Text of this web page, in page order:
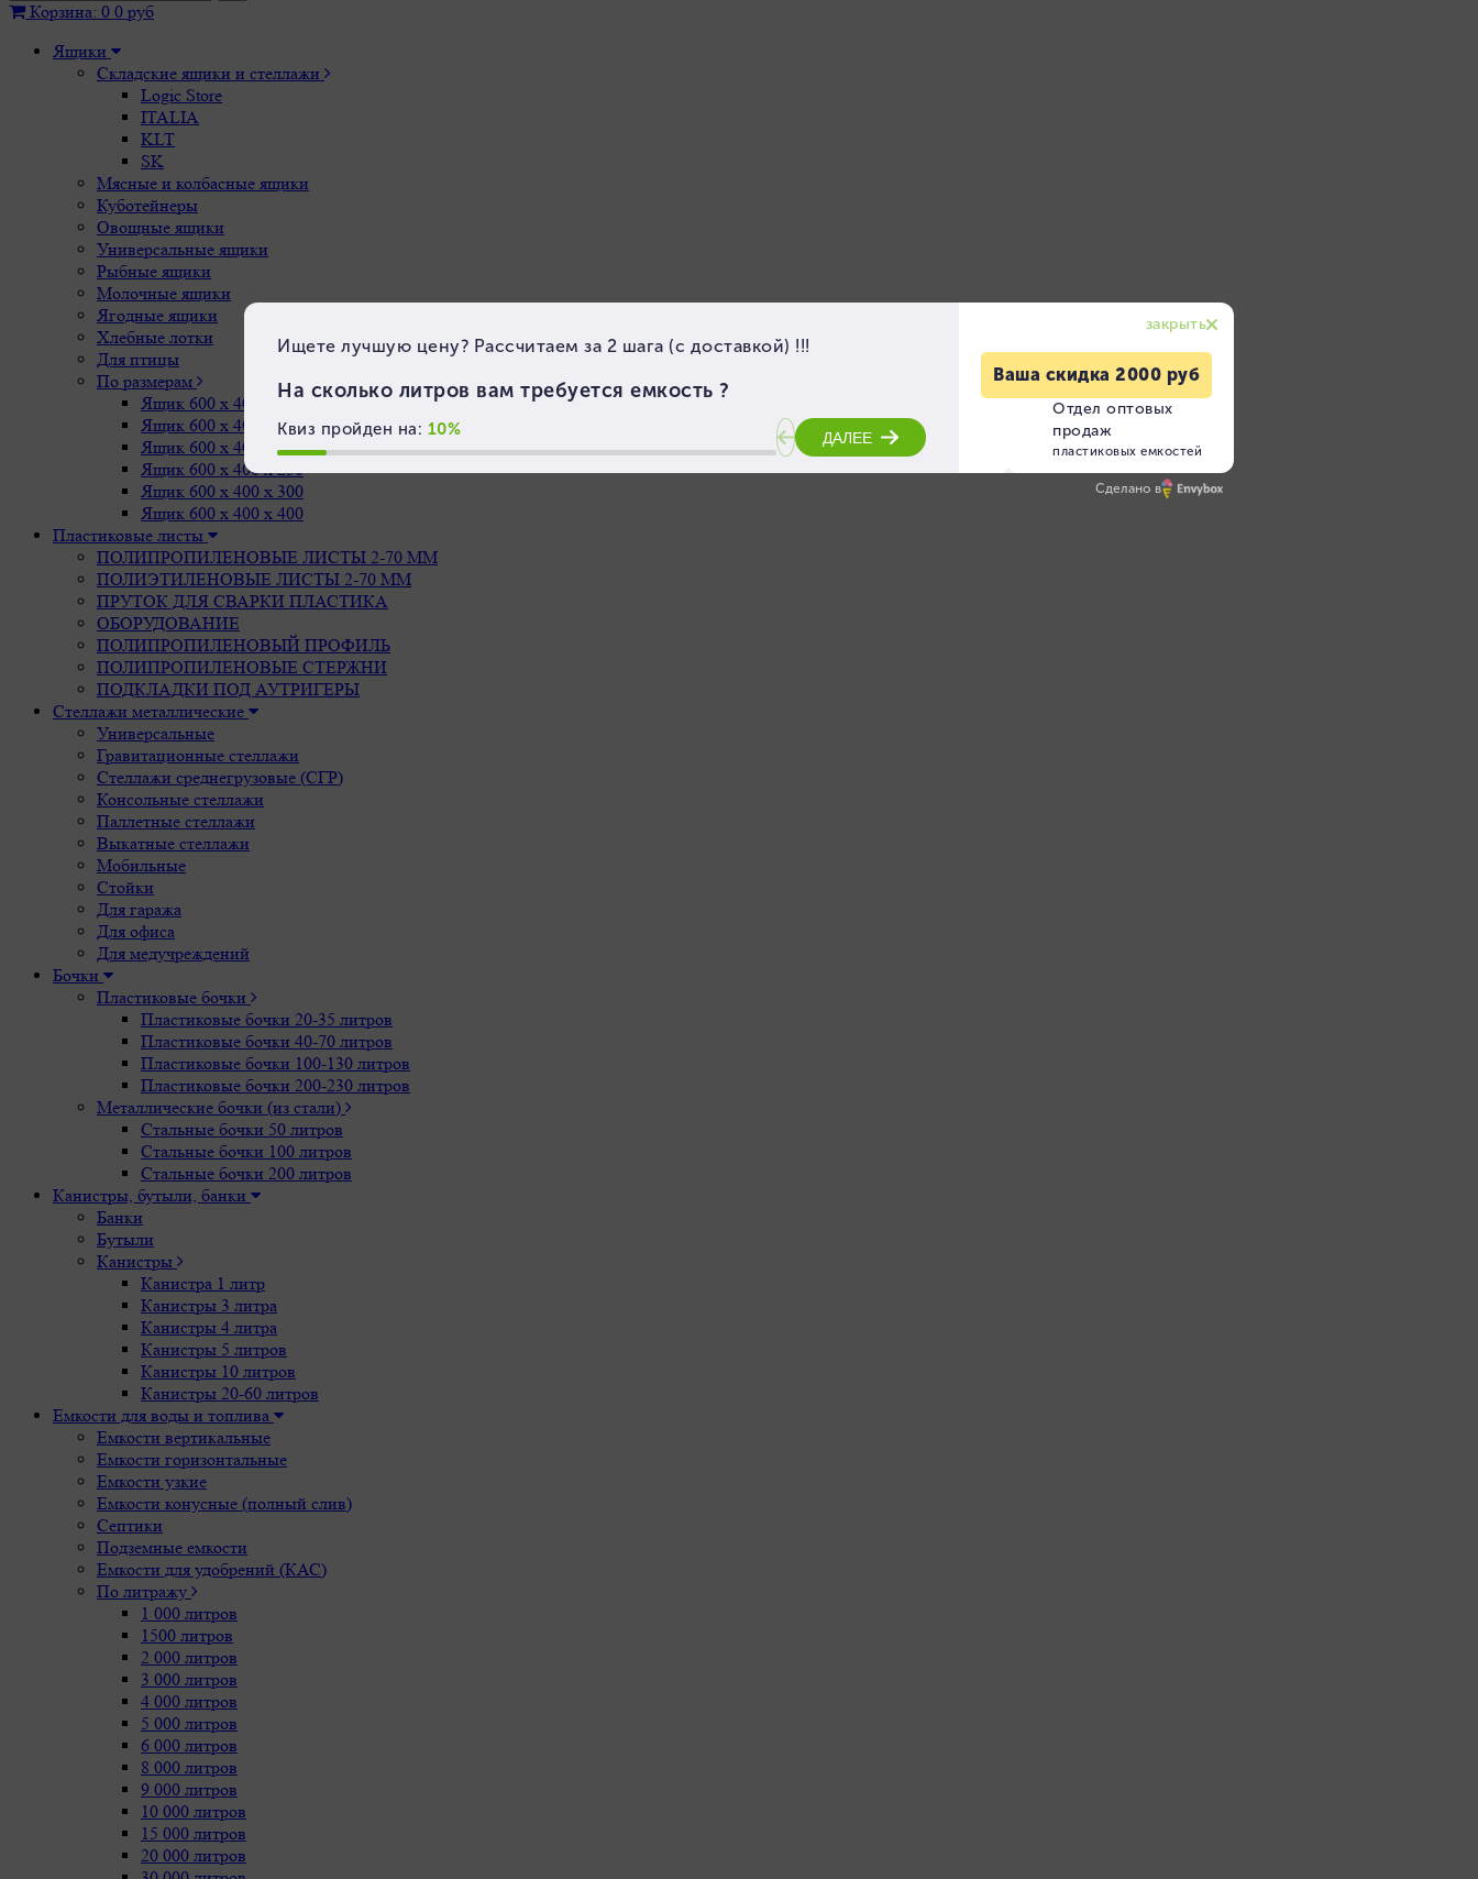
Корзина: 0 0 руб
Ящики
Складские ящики и стеллажи
Logic Store
ITALIA
KLT
SK
Мясные и колбасные ящики
Куботейнеры
Овощные ящики
Универсальные ящики
Рыбные ящики
Молочные ящики
Ягодные ящики
Хлебные лотки
Для птицы
По размерам
Ящик 600 х 400 х 75
Ящик 600 х 400 х 150
Ящик 600 х 400 х 200
Ящик 600 х 400 х 250
Ящик 600 х 400 х 300
Ящик 600 х 400 х 400
Пластиковые листы
ПОЛИПРОПИЛЕНОВЫЕ ЛИСТЫ 2-70 ММ
ПОЛИЭТИЛЕНОВЫЕ ЛИСТЫ 2-70 ММ
ПРУТОК ДЛЯ СВАРКИ ПЛАСТИКА
ОБОРУДОВАНИЕ
ПОЛИПРОПИЛЕНОВЫЙ ПРОФИЛЬ
ПОЛИПРОПИЛЕНОВЫЕ СТЕРЖНИ
ПОДКЛАДКИ ПОД АУТРИГЕРЫ
Стеллажи металлические
Универсальные
Гравитационные стеллажи
Стеллажи среднегрузовые (СГР)
Консольные стеллажи
Паллетные стеллажи
Выкатные стеллажи
Мобильные
Стойки
Для гаража
Для офиса
Для медучреждений
Бочки
Пластиковые бочки
Пластиковые бочки 20-35 литров
Пластиковые бочки 40-70 литров
Пластиковые бочки 100-130 литров
Пластиковые бочки 200-230 литров
Металлические бочки (из стали)
Стальные бочки 50 литров
Стальные бочки 100 литров
Стальные бочки 200 литров
Канистры, бутыли, банки
Банки
Бутыли
Канистры
Канистра 1 литр
Канистры 3 литра
Канистры 4 литра
Канистры 5 литров
Канистры 10 литров
Канистры 20-60 литров
Емкости для воды и топлива
Емкости вертикальные
Емкости горизонтальные
Емкости узкие
Емкости конусные (полный слив)
Септики
Подземные емкости
Емкости для удобрений (КАС)
По литражу
1 000 литров
1500 литров
2 000 литров
3 000 литров
4 000 литров
5 000 литров
6 000 литров
8 000 литров
9 000 литров
10 000 литров
15 000 литров
20 000 литров
Сделано в